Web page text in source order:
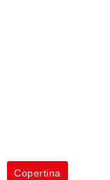
Copertina